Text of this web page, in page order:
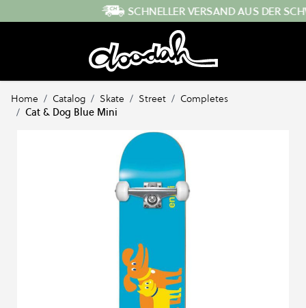
SCHNELLER VERSAND AUS DER SCHWEIZ
Home / Catalog / Skate / Street / Completes
/ Cat & Dog Blue Mini